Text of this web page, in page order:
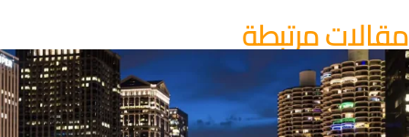
مرتبطة